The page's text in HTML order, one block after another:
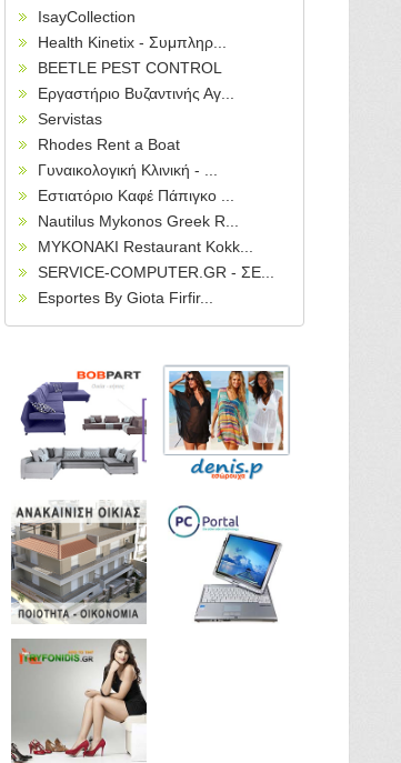
IsayCollection
Health Kinetix - Συμπληρ...
BEETLE PEST CONTROL
Εργαστήριο Βυζαντινής Αγ...
Servistas
Rhodes Rent a Boat
Γυναικολογική Κλινική - ...
Εστιατόριο Καφέ Πάπιγκο ...
Nautilus Mykonos Greek R...
MYKONAKI Restaurant Kokk...
SERVICE-COMPUTER.GR - ΣΕ...
Esportes By Giota Firfir...